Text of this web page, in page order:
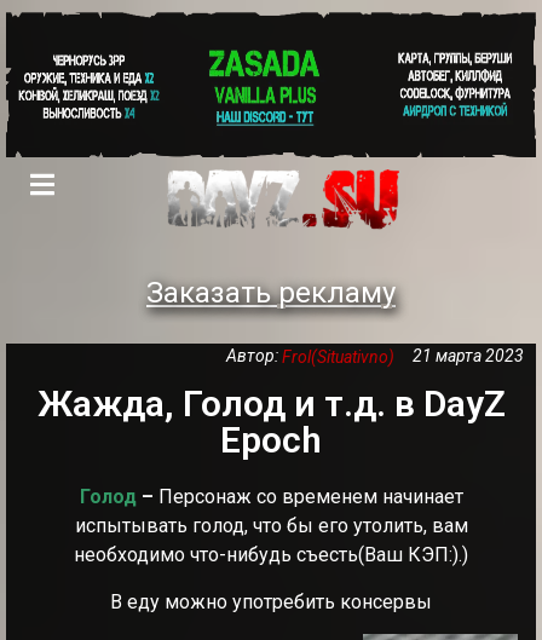
Заказать рекламу
Автор:Frol(Situativno) 21 марта 2023
Жажда, Голод и т.д. в DayZ
Epoch
Голод– Персонаж со временем начинает
испытывать голод, что бы его утолить, вам
необходимо что-нибудь съесть(Ваш КЭП:).)
В еду можно употребить консервы